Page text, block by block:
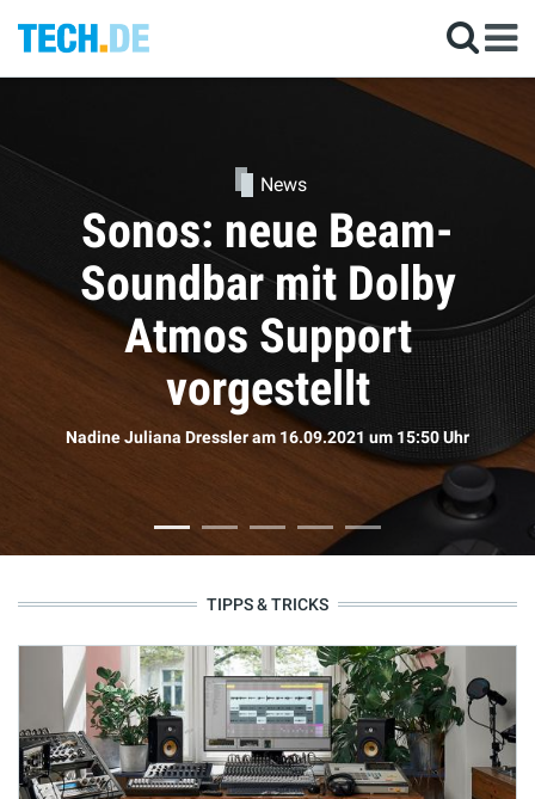
News
Sonos: neue Beam-
Soundbar mit Dolby
Atmos Support
vorgestellt
Nadine Juliana Dressleram 16.09.2021 um 15:50 Uhr
TIPPS & TRICKS